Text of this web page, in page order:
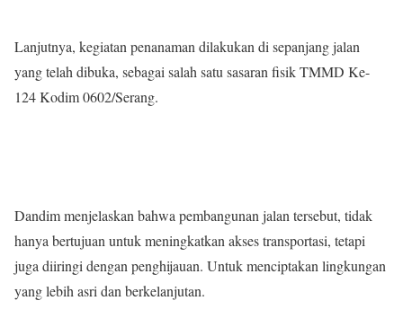
Lanjutnya, kegiatan penanaman dilakukan di sepanjang jalan
yang telah dibuka, sebagai salah satu sasaran fisik TMMD Ke-
124 Kodim 0602/Serang.
Dandim menjelaskan bahwa pembangunan jalan tersebut, tidak
hanya bertujuan untuk meningkatkan akses transportasi, tetapi
juga diiringi dengan penghijauan. Untuk menciptakan lingkungan
yang lebih asri dan berkelanjutan.